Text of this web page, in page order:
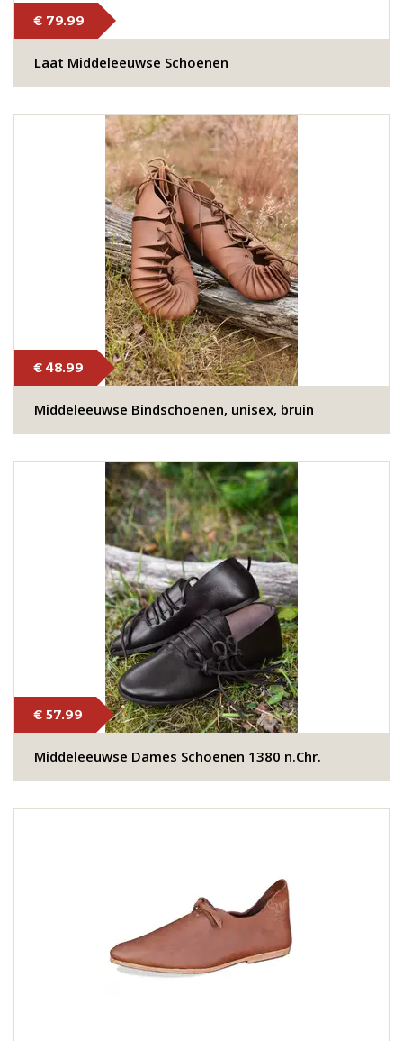
€ 79.99
Laat Middeleeuwse Schoenen
€ 48.99
Middeleeuwse Bindschoenen, unisex, bruin
€ 57.99
Middeleeuwse Dames Schoenen 1380 n.Chr.